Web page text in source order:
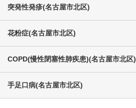
突発性発疹(名古屋市北区)
花粉症(名古屋市北区)
COPD(慢性閉塞性肺疾患)(名古屋市北区)
手足口病(名古屋市北区)